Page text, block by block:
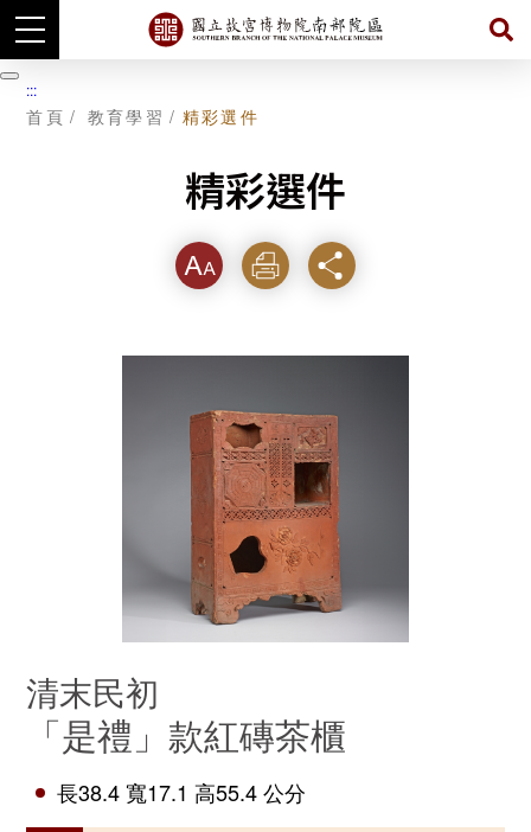
跳
到
暫
停
:::
首頁 教育學習 精彩選件
精彩選件
字級 列印 分享
清末民初
「是禮」款紅磚茶櫃
長38.4 寬17.1 高55.4 公分